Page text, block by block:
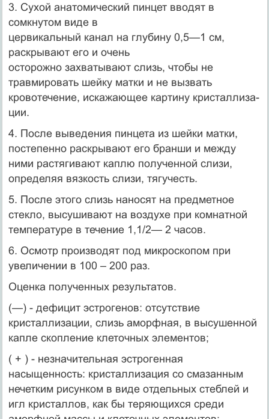
3. Сухой анатомический пинцет вводят в
сомкнутом виде в
цервикальный канал на глубину 0,5—1 см,
раскрывают его и очень
осторожно захватывают слизь, чтобы не
травмировать шейку мат­ки и не вызвать
кровотечение, искажающее картину кристаллиза­
ции.
4. После выведения пинцета из шейки матки,
постепенно раскрывают его бранши и между
ними растягивают каплю получен­ной слизи,
определяя вязкость слизи, тягучесть.
5. После этого слизь наносят на предметное
стекло, высуши­вают на воздухе при комнатной
температуре в течение 1,1/2— 2 часов.
6. Осмотр производят под микроскопом при
увеличении в 100 – 200 раз.
Оценка полученных результатов.
(—) - дефицит эстрогенов: отсутствие
кристаллизации, слизь аморфная, в высушенной
капле скопление клеточных элементов;
( + ) - незначительная эстрогенная
насыщенность: кристалли­зация со смазанным
нечетким рисунком в виде отдельных стеблей и
игл кристаллов, как бы теряющихся среди